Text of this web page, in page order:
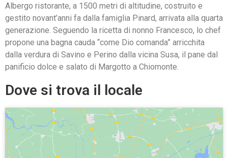
Albergo ristorante, a 1500 metri di altitudine, costruito e
gestito novant’anni fa dalla famiglia Pinard, arrivata alla quarta
generazione. Seguendo la ricetta di nonno Francesco, lo chef
propone una bagna cauda “come Dio comanda” arricchita
dalla verdura di Savino e Perino dalla vicina Susa, il pane dal
panificio dolce e salato di Margotto a Chiomonte.
Dove si trova il locale